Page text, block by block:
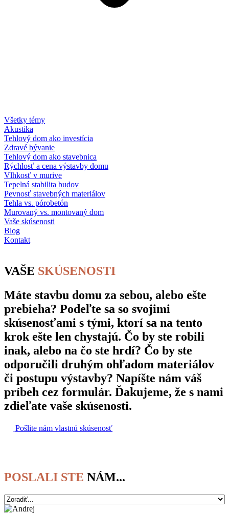
Všetky témy
Akustika
Tehlový dom ako investícia
Zdravé bývanie
Tehlový dom ako stavebnica
Rýchlosť a cena výstavby domu
Vlhkosť v murive
Tepelná stabilita budov
Pevnosť stavebných materiálov
Tehla vs. pórobetón
Murovaný vs. montovaný dom
Vaše skúsenosti
Blog
Kontakt
VAŠE SKÚSENOSTI
Máte stavbu domu za sebou, alebo ešte
prebieha? Podeľte sa so svojimi
skúsenosťami s tými, ktorí sa na tento
krok ešte len chystajú. Čo by ste robili
inak, alebo na čo ste hrdí? Čo by ste
odporučili druhým ohľadom materiálov
či postupu výstavby? Napíšte nám váš
príbeh cez formulár. Ďakujeme, že s nami
zdieľate vaše skúsenosti.
Pošlite nám vlastnú skúsenosť
POSLALI STE NÁM...